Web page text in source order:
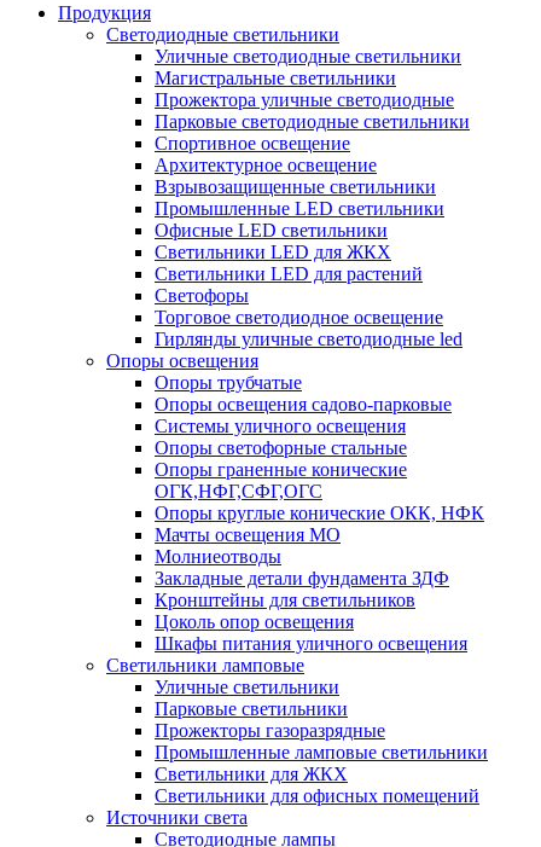
Продукция
Светодиодные светильники
Уличные светодиодные светильники
Магистральные светильники
Прожектора уличные светодиодные
Парковые светодиодные светильники
Спортивное освещение
Архитектурное освещение
Взрывозащищенные светильники
Промышленные LED светильники
Офисные LED светильники
Cветильники LED для ЖКХ
Светильники LED для растений
Светофоры
Торговое светодиодное освещение
Гирлянды уличные светодиодные led
Опоры освещения
Опоры трубчатые
Опоры освещения садово-парковые
Системы уличного освещения
Опоры светофорные стальные
Опоры граненные конические
ОГК,НФГ,СФГ,ОГС
Опоры круглые конические ОКК, НФК
Мачты освещения МО
Молниеотводы
Закладные детали фундамента ЗДФ
Кронштейны для светильников
Цоколь опор освещения
Шкафы питания уличного освещения
Светильники ламповые
Уличные светильники
Парковые светильники
Прожекторы газоразрядные
Промышленные ламповые светильники
Светильники для ЖКХ
Светильники для офисных помещений
Источники света
Светодиодные лампы